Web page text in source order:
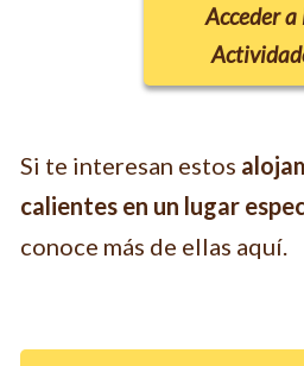
Acceder a
Si te interesan estos
calientes en un lugar
conoce más de ellas aquí.